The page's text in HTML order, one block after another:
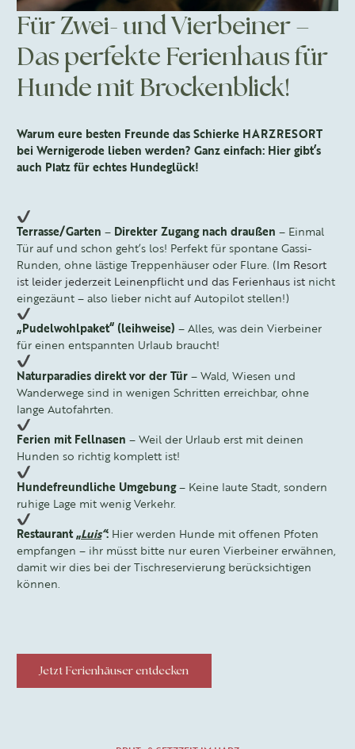
Für Zwei- und Vierbeiner –
Das perfekte Ferienhaus für
Hunde mit Brockenblick!
Warum eure besten Freunde das Schierke HARZRESORT
bei Wernigerode lieben werden? Ganz einfach: Hier gibt’s
auch Platz für echtes Hundeglück!
Terrasse/Garten – Direkter Zugang nach draußen – Einmal
Tür auf und schon geht’s los! Perfekt für spontane Gassi-
Runden, ohne lästige Treppenhäuser oder Flure. (Im Resort
ist leider jederzeit Leinenpflicht und das Ferienhaus ist nicht
eingezäunt – also lieber nicht auf Autopilot stellen!)
„Pudelwohlpaket“ (leihweise) – Alles, was dein Vierbeiner
für einen entspannten Urlaub braucht!
Naturparadies direkt vor der Tür – Wald, Wiesen und
Wanderwege sind in wenigen Schritten erreichbar, ohne
lange Autofahrten.
Ferien mit Fellnasen – Weil der Urlaub erst mit deinen
Hunden so richtig komplett ist!
Hundefreundliche Umgebung– Keine laute Stadt, sondern
ruhige Lage mit wenig Verkehr.
Restaurant „Luis“: Hier werden Hunde mit offenen Pfoten
empfangen – ihr müsst bitte nur euren Vierbeiner erwähnen,
damit wir dies bei der Tischreservierung berücksichtigen
können.
Jetzt Ferienhäuser entdecken